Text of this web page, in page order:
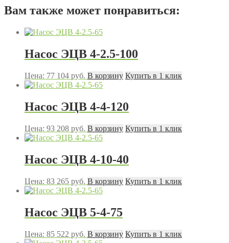
Вам также может понравиться:
Насос ЭЦВ 4-2.5-100
Цена: 77 104 руб. В корзину Купить в 1 клик
Насос ЭЦВ 4-4-120
Цена: 93 208 руб. В корзину Купить в 1 клик
Насос ЭЦВ 4-10-40
Цена: 83 265 руб. В корзину Купить в 1 клик
Насос ЭЦВ 5-4-75
Цена: 85 522 руб. В корзину Купить в 1 клик